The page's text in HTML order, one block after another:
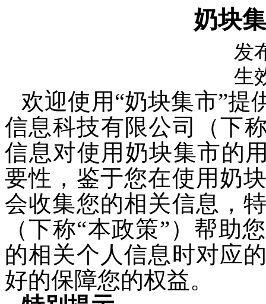
奶块
发
生
欢迎使用“奶块集市”提
信息科技有限公司（下
信息对使用奶块集市的
要性，鉴于您在使用奶
会收集您的相关信息，
（下称“本政策”）帮助
的相关个人信息时对应
好的保障您的权益。